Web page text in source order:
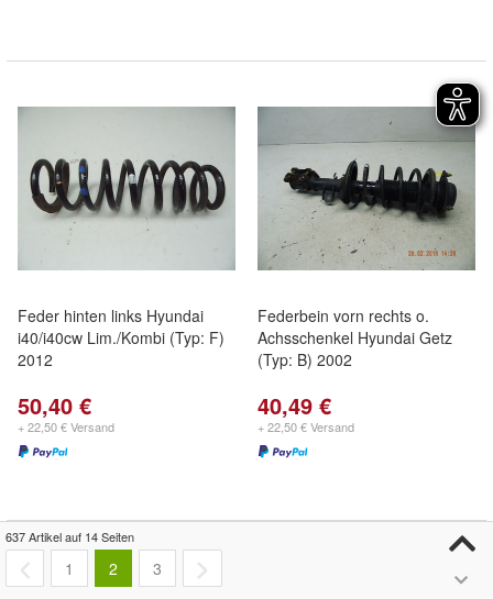
Feder hinten links Hyundai
i40/i40cw Lim./Kombi (Typ: F)
2012
50,40 €
+ 22,50 € Versand
Federbein vorn rechts o.
Achsschenkel Hyundai Getz
(Typ: B) 2002
40,49 €
+ 22,50 € Versand
637 Artikel auf 14 Seiten
1 2 3